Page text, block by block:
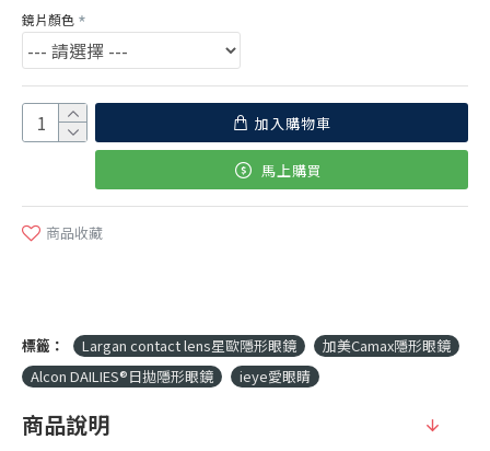
鏡片顏色
加入購物車
馬上購買
商品收藏
標籤： Largan contact lens星歐隱形眼鏡
加美Camax隱形眼鏡
Alcon DAILIES®日拋隱形眼鏡
ieye愛眼睛
商品說明